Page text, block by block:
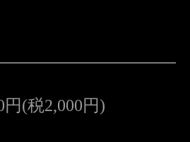
円(税2,000円)